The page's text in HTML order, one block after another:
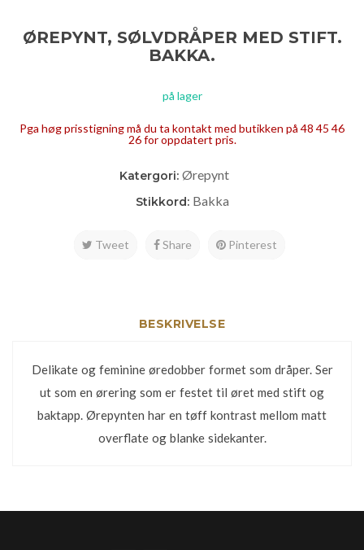
ØREPYNT, SØLVDRÅPER MED STIFT.
BAKKA.
på lager
Pga høg prisstigning må du ta kontakt med butikken på 48 45 46
26 for oppdatert pris.
Katergori: Ørepynt
Stikkord: Bakka
Tweet Share Pinterest
BESKRIVELSE
Delikate og feminine øredobber formet som dråper. Ser
ut som en ørering som er festet til øret med stift og
baktapp. Ørepynten har en tøff kontrast mellom matt
overflate og blanke sidekanter.